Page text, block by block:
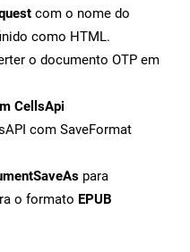
com o nome do
como HTML.
o documento OTP em
CellsApi
com SaveFormat
para
o formato EPUB